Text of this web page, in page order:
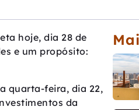
hoje, dia 28 de
e um propósito:
quarta-feira, dia 22,
da